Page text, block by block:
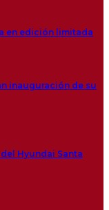
en edición limitada
inauguración de su
Hyundai Santa